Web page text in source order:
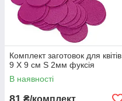
Комплект заготовок для квітів
9 Х 9 см S 2мм фуксія
В наявності
₴/комплект